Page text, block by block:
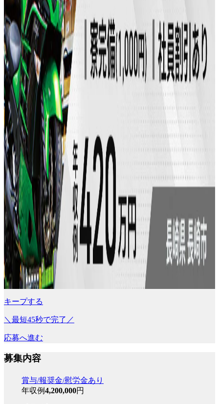
キープする
＼最短45秒で完了／
応募へ進む
募集内容
賞与/報奨金/慰労金あり
年収例4,200,000円